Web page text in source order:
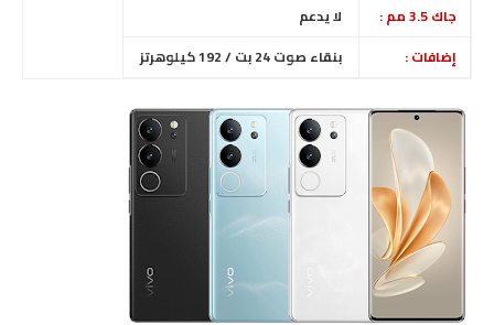
جاك 3.5 مم :
لايدعم
إضافات :
بنقاء صوت 24 بت / 192 كيلوهرتز